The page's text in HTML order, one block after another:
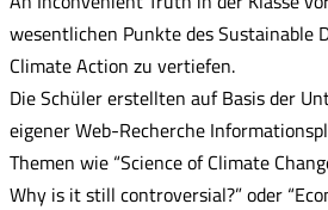
wesentlichen Punkte des Sustainable
Climate Action zu vertiefen.
Die Schüler erstellten auf Basis der
eigener Web-Recherche
Themen wie “Science of Climate
Why is it still controversial?” oder